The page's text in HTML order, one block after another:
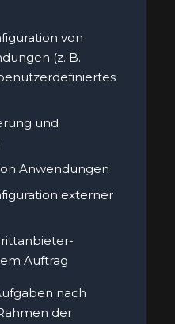
von
(z. B.
und
Anwendungen
externer
Auftrag
nach
der